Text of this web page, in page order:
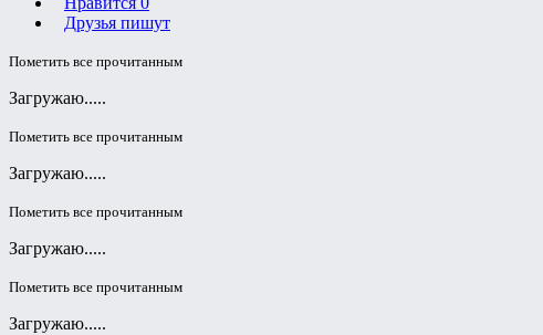
Друзья пишут
Пометить все прочитанным
Загружаю.....
Пометить все прочитанным
Загружаю.....
Пометить все прочитанным
Загружаю.....
Пометить все прочитанным
Загружаю.....